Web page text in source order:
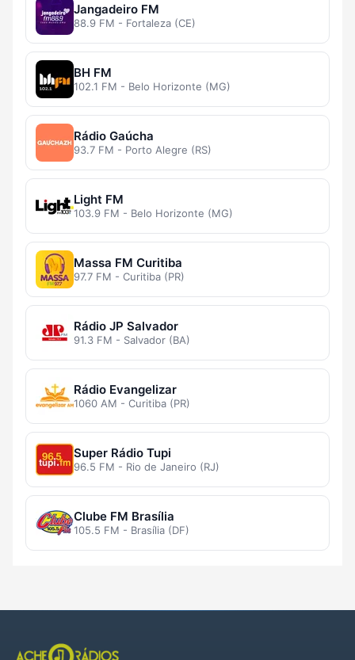
Jangadeiro FM
88.9 FM - Fortaleza (CE)
BH FM
102.1 FM - Belo Horizonte (MG)
Rádio Gaúcha
93.7 FM - Porto Alegre (RS)
Light FM
103.9 FM - Belo Horizonte (MG)
Massa FM Curitiba
97.7 FM - Curitiba (PR)
Rádio JP Salvador
91.3 FM - Salvador (BA)
Rádio Evangelizar
1060 AM - Curitiba (PR)
Super Rádio Tupi
96.5 FM - Rio de Janeiro (RJ)
Clube FM Brasília
105.5 FM - Brasília (DF)